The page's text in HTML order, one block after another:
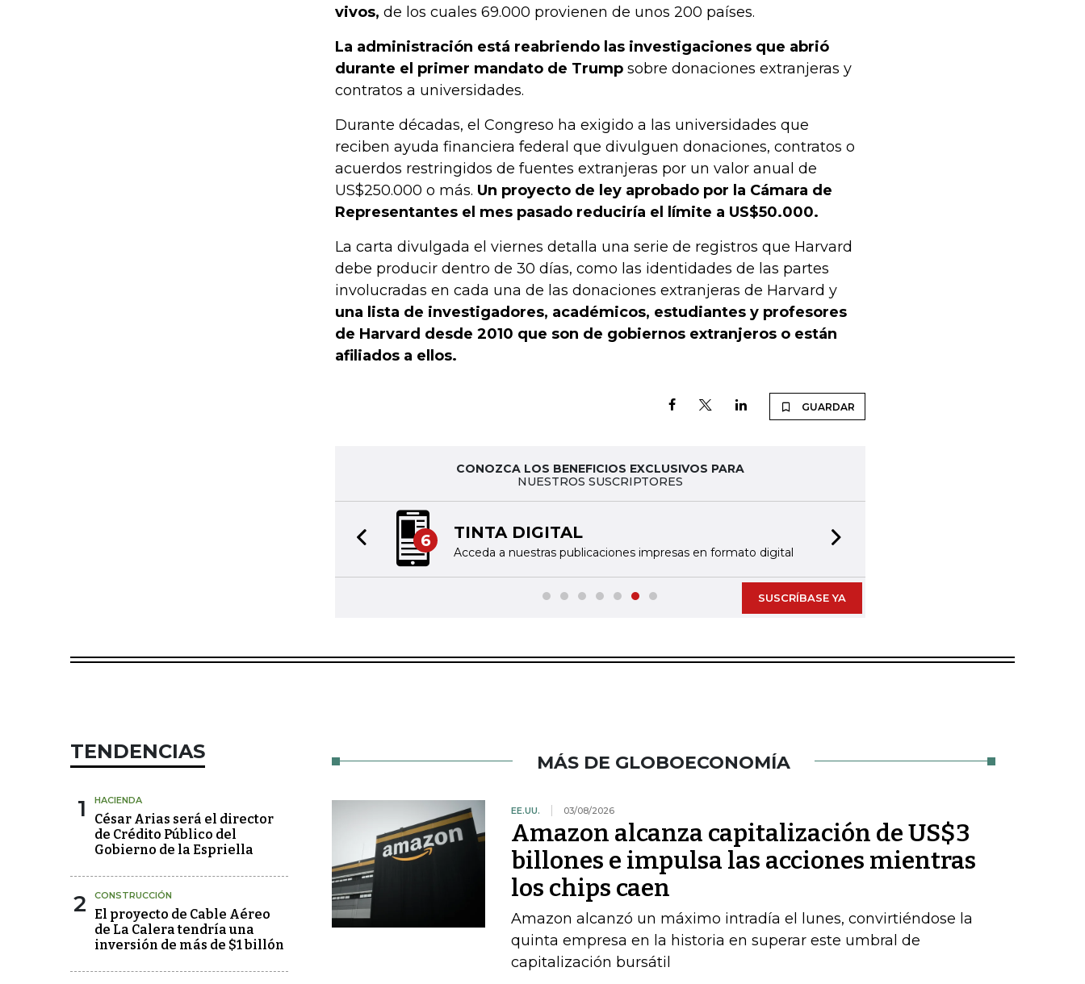
vivos, de los cuales 69.000 provienen de unos 200 países.
La administración está reabriendo las investigaciones que abrió
durante el primer mandato de Trump sobre donaciones extranjeras y
contratos a universidades.
Durante décadas, el Congreso ha exigido a las universidades que
reciben ayuda financiera federal que divulguen donaciones, contratos o
acuerdos restringidos de fuentes extranjeras por un valor anual de
US$250.000 o más. Un proyecto de ley aprobado por la Cámara de
Representantes el mes pasado reduciría el límite a US$50.000.
La carta divulgada el viernes detalla una serie de registros que Harvard
debe producir dentro de 30 días, como las identidades de las partes
involucradas en cada una de las donaciones extranjeras de Harvard y
una lista de investigadores, académicos, estudiantes y profesores
de Harvard desde 2010 que son de gobiernos extranjeros o están
afiliados a ellos.
GUARDAR
CONOZCA LOS BENEFICIOS EXCLUSIVOS PARA
NUESTROS SUSCRIPTORES
6 TINTA DIGITAL
Acceda a nuestras publicaciones impresas en formato digital
Previous slide
SUSCRÍBASE YA
TENDENCIAS
1 HACIENDA
César Arias será el director
de Crédito Público del
Gobierno de la Espriella
2 CONSTRUCCIÓN
El proyecto de Cable Aéreo
de La Calera tendría una
inversión de más de $1 billón
MÁS DE GLOBOECONOMÍA
EE.UU. 03/08/2026
Amazon alcanza capitalización de US$3
billones e impulsa las acciones mientras
los chips caen
Amazon alcanzó un máximo intradía el lunes, convirtiéndose la
quinta empresa en la historia en superar este umbral de
capitalización bursátil